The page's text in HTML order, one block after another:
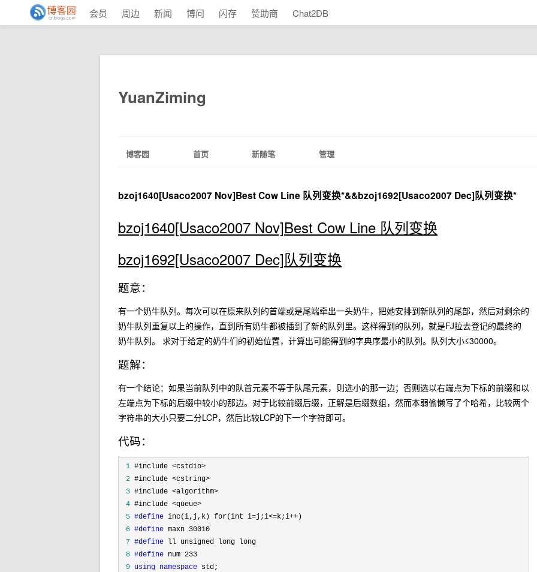
会员 周边 新闻 博问 闪存 赞助商 Chat2DB
YuanZiming
博客园 首页 新随笔 管理
bzoj1640[Usaco2007 Nov]Best Cow Line 队列变换*&&bzoj1692[Usaco2007 Dec]队列变换*
bzoj1640[Usaco2007 Nov]Best Cow Line 队列变换
bzoj1692[Usaco2007 Dec]队列变换
题意：
有一个奶牛队列。每次可以在原来队列的首端或是尾端牵出一头奶牛，把她安排到新队列的尾部，然后对剩余的
奶牛队列重复以上的操作，直到所有奶牛都被插到了新的队列里。这样得到的队列，就是FJ拉去登记的最终的
奶牛队列。 求对于给定的奶牛们的初始位置，计算出可能得到的字典序最小的队列。队列大小≤30000。
题解：
有一个结论：如果当前队列中的队首元素不等于队尾元素，则选小的那一边；否则选以右端点为下标的前缀和以
左端点为下标的后缀中较小的那边。对于比较前缀后缀，正解是后缀数组，然而本弱偷懒写了个哈希，比较两个
字符串的大小只要二分LCP，然后比较LCP的下一个字符即可。
代码：
1
2
3
4
5 #define
6 #define
7 #define
8 #define
9 using namespace